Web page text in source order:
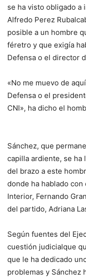
se ha visto obligado a
Alfredo Perez
posible a un hombre
féretro y que exigía
Defensa o el director
«No me muevo de
Defensa o el
CNI», ha dicho el
Sánchez, que
capilla ardiente, se ha
del brazo a este
donde ha hablado
Interior, Fernando
del partido, Adriana
Según fuentes del
cuestión judicialque
que le ha dedicado
problemas y Sánchez